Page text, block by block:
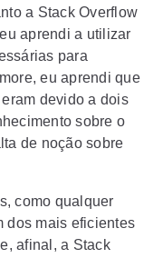
a Stack Overflow
aprendi a utilizar
para
eu aprendi que
devido a dois
sobre o
de noção sobre
como qualquer
dos mais eficientes
afinal, a Stack